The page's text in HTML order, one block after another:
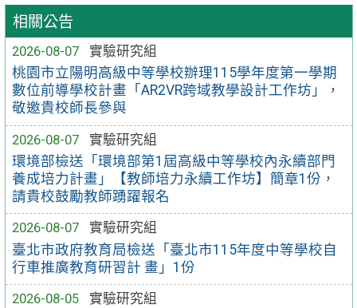
相關公告
2026-08-07
實驗研究組
桃園市立陽明高級中等學校辦理115學年度第一學期
數位前導學校計畫「AR2VR跨域教學設計工作坊」，
敬邀貴校師長參與
2026-08-07
實驗研究組
環境部檢送「環境部第1屆高級中等學校內永續部門
養成培力計畫」【教師培力永續工作坊】簡章1份，
請貴校鼓勵教師踴躍報名
2026-08-07
實驗研究組
臺北市政府教育局檢送「臺北市115年度中等學校自
行車推廣教育研習計 畫」1份
2026-08-05
實驗研究組